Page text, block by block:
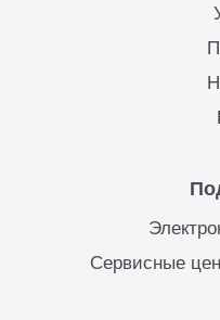
Сервисные